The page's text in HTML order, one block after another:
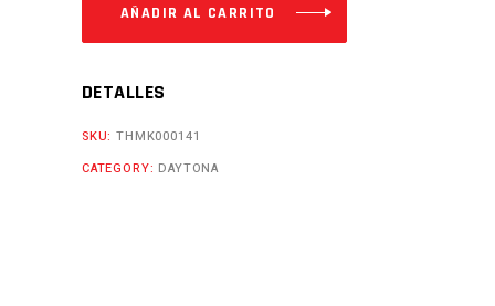
NATIVA250
'25
AÑADIR AL CARRITO
DETALLES
SKU:THMK000141
CATEGORY: DAYTONA